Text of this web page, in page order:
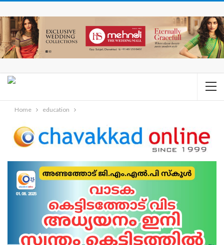
Home education